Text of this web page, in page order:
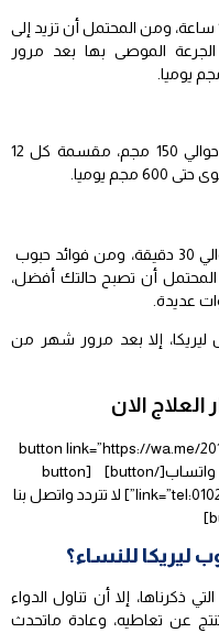
يصف الطبيب جرعات قدرها 75 مجم كل 12 ساعة، ومن المحتمل أن تزيد إلى
الجرعة الموصى بها بعد مرور
يصف الطبيب كبسولات عادية المفعول حوالي 150 مجم، مقسمة كل 12
يوميا.
يبدأ مفعول ليريكا بعد تناول الجرعات بحوالي 30 دقيقة، ومن فوائد حبوب
المحتمل أن تصبح حالتك أفضل،
عديدة.
ليريكا، إلا بعد مرور شهر من
الان
[button link=”https://wa.me/
newwindow=”yes”] تواصل معنا عبر واتساب[/button] [button
link=”tel:01020226226″ type=”big” newwindow=”yes”] لا تتردد واتصل بنا
ليريكا للنساء؟
ذكرناها، إلا أن تناول الدواء
تنتج عن تعاطيه، وعادة ماتحدث